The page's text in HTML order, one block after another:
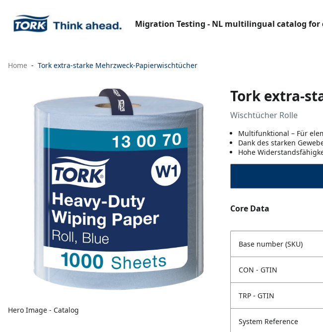
Migration Testing - NL multilingual catalog for
Home Tork extra-starke Mehrzweck-Papierwischtücher
Hero Image - Catalog
Tork extra-
Wischtücher Rolle
Multifunktional – Für
Dank des starken
Hohe
Core Data
Base number (SKU)
CON - GTIN
TRP - GTIN
System Reference